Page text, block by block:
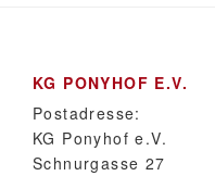
KG PONYHOF E.V.
Postadresse:
KG Ponyhof e.V.
Schnurgasse 27